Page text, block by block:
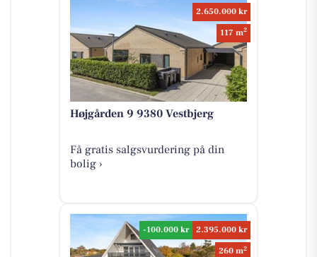
2.650.000 kr
117 m2
Højgården 9 9380 Vestbjerg
Få gratis salgsvurdering på din
bolig ›
-100.000 kr
2.395.000 kr
260 m2